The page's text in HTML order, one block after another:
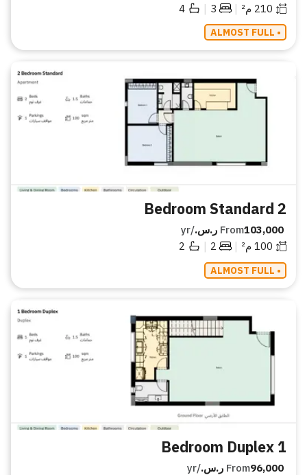
210 م² |
3
|
4
• ALMOST FULL
2 Bedroom Standard
From103,000 ر.س.
/yr
100 م² |
2
|
2
• ALMOST FULL
1 Bedroom Duplex
From96,000 ر.س.
/yr